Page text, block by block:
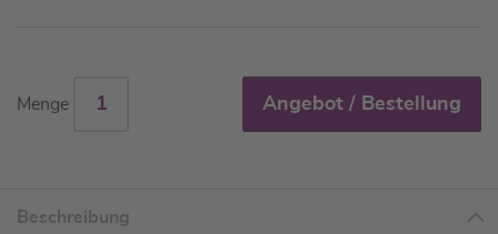
Menge Angebot / Bestellung
Beschreibung